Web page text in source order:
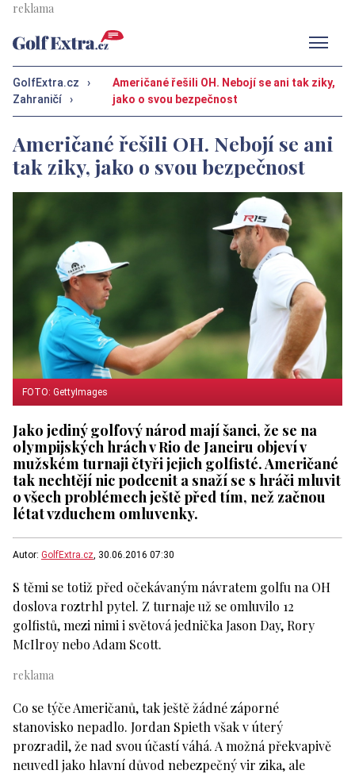
GolfExtra.cz
›
Zahraničí
›
Američané řešili OH. Nebojí se ani tak ziky,
jako o svou bezpečnost
Američané řešili OH. Nebojí se ani
tak ziky, jako o svou bezpečnost
FOTO: GettyImages
Jako jediný golfový národ mají šanci, že se na
olympijských hrách v Rio de Janeiru objeví v
mužském turnaji čtyři jejich golfisté. Američané
tak nechtějí nic podcenit a snaží se s hráči mluvit
o všech problémech ještě před tím, než začnou
létat vzduchem omluvenky.
Autor: GolfExtra.cz, 30.06.2016 07:30
S těmi se totiž před očekávaným návratem golfu na OH
doslova roztrhl pytel. Z turnaje už se omluvilo 12
golfistů, mezi nimi i světová jednička Jason Day, Rory
McIlroy nebo Adam Scott.
Co se týče Američanů, tak ještě žádné záporné
stanovisko nepadlo. Jordan Spieth však v úterý
prozradil, že nad svou účastí váhá. A možná překvapivě
neuvedl jako hlavní důvod nebezpečný vir zika, ale